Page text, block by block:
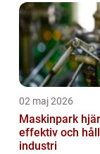
02 maj 2026
Maskinpark hjärtat i en
effektiv och
industri